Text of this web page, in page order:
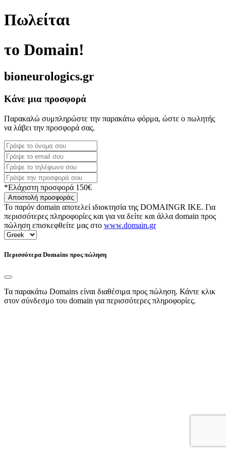
Πωλείται
το Domain!
bioneurologics.gr
Κάνε μια προσφορά
Παρακαλώ συμπληρώστε την παρακάτω φόρμα, ώστε ο πωλητής
να λάβει την προσφορά σας.
*Ελάχιστη προσφορά 150€
Αποστολή προσφοράς
Το παρόν domain αποτελεί ιδιοκτησία της DOMAINGR ΙΚΕ. Για
περισσότερες πληροφορίες και για να δείτε και άλλα domain προς
πώληση επισκεφθείτε μας στο www.domain.gr
Περισσότερα Domains προς πώληση
Τα παρακάτω Domains είναι διαθέσιμα προς πώληση. Κάντε κλικ
στον σύνδεσμο του domain για περισσότερες πληροφορίες.